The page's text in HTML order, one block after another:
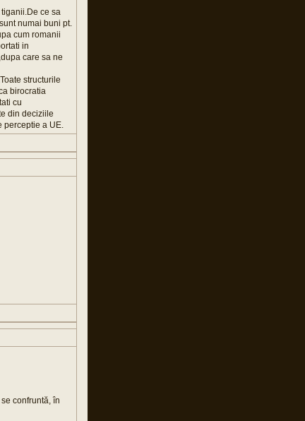
ce sa
numai buni pt.
cum romanii
in
care sa ne
structurile
birocratia
cu
din deciziile
perceptie a UE.
confruntă, în